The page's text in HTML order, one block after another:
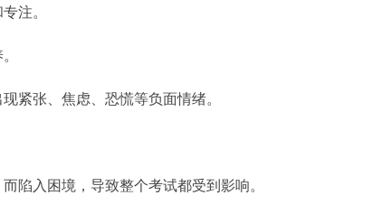
注。
紧张、焦虑、恐慌等负面情绪。
陷入困境，导致整个考试都受到影响。